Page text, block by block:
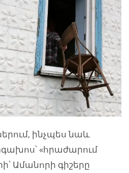
ինչպես նաև
«հրաժարում
Ամանորի գիշերը